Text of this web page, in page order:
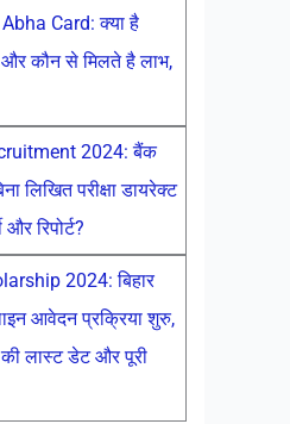
Card: क्या है
कौन से मिलते है लाभ,
2024: बैंक
लिखित परीक्षा डायरेक्ट
और रिपोर्ट?
2024: बिहार
आवेदन प्रक्रिया शुरु,
लास्ट डेट और पूरी